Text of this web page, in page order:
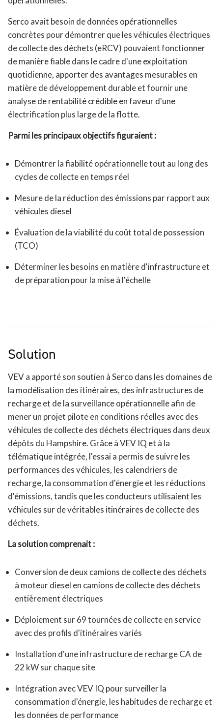
Serco avait besoin de données opérationnelles
concrètes pour démontrer que les véhicules électriques
de collecte des déchets (eRCV) pouvaient fonctionner
de manière fiable dans le cadre d'une exploitation
quotidienne, apporter des avantages mesurables en
matière de développement durable et fournir une
analyse de rentabilité crédible en faveur d'une
électrification plus large de la flotte.
Parmi les principaux objectifs figuraient :
Démontrer la fiabilité opérationnelle tout au long des
cycles de collecte en temps réel
Mesure de la réduction des émissions par rapport aux
véhicules diesel
Évaluation de la viabilité du coût total de possession
(TCO)
Déterminer les besoins en matière d'infrastructure et
de préparation pour la mise à l'échelle
Solution
VEV a apporté son soutien à Serco dans les domaines de
la modélisation des itinéraires, des infrastructures de
recharge et de la surveillance opérationnelle afin de
mener un projet pilote en conditions réelles avec des
véhicules de collecte des déchets électriques dans deux
dépôts du Hampshire. Grâce à VEV IQ et à la
télématique intégrée, l'essai a permis de suivre les
performances des véhicules, les calendriers de
recharge, la consommation d'énergie et les réductions
d'émissions, tandis que les conducteurs utilisaient les
véhicules sur de véritables itinéraires de collecte des
déchets.
La solution comprenait :
Conversion de deux camions de collecte des déchets
à moteur diesel en camions de collecte des déchets
entièrement électriques
Déploiement sur 69 tournées de collecte en service
avec des profils d'itinéraires variés
Installation d'une infrastructure de recharge CA de
22 kW sur chaque site
Intégration avec VEV IQ pour surveiller la
consommation d'énergie, les habitudes de recharge et
les données de performance